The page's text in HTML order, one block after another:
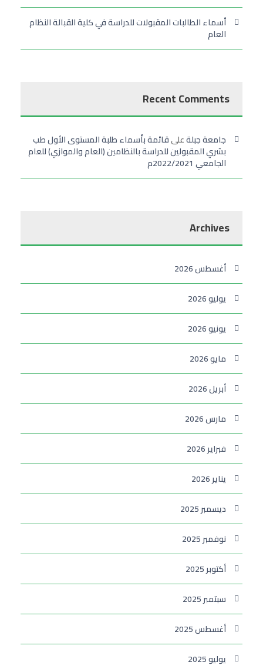
أسماء الطالبات المقبولات للدراسة في كلية القبالة النظام
العام
Recent Comments
جامعة جبلةعلىقائمة بأسماء طلبة المستوى الأول طب
بشري المقبولين للدراسة بالنظامين (العام والموازي) للعام
الجامعي 2022/2021م
Archives
أغسطس 2026
يوليو 2026
يونيو 2026
مايو 2026
أبريل 2026
مارس 2026
فبراير 2026
يناير 2026
ديسمبر 2025
نوفمبر 2025
أكتوبر 2025
سبتمبر 2025
أغسطس 2025
يوليو 2025